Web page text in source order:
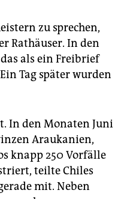
zu sprechen,
Rathäuser. In den
als ein Freibrief
Tag später wurden
In den Monaten Juni
Araukanien,
knapp 250 Vorfälle
teilte Chiles
mit. Neben